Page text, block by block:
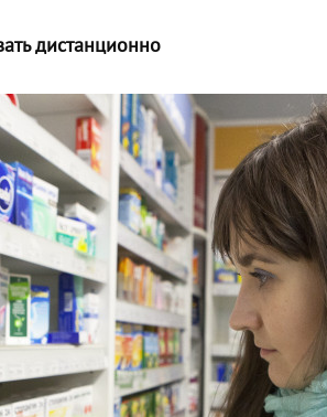
дистанционно